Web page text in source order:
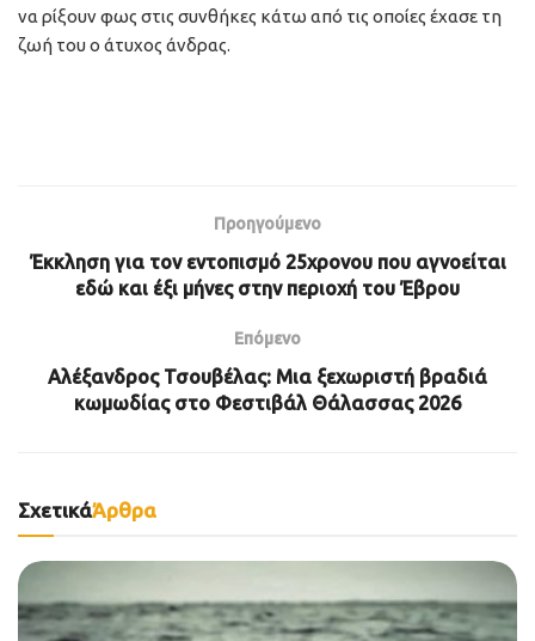
να ρίξουν φως στις συνθήκες κάτω από τις οποίες έχασε τη
ζωή του ο άτυχος άνδρας.
Προηγούμενο
Έκκληση για τον εντοπισμό 25χρονου που αγνοείται
εδώ και έξι μήνες στην περιοχή του Έβρου
Επόμενο
Αλέξανδρος Τσουβέλας: Μια ξεχωριστή βραδιά
κωμωδίας στο Φεστιβάλ Θάλασσας 2026
ΣχετικάΆρθρα